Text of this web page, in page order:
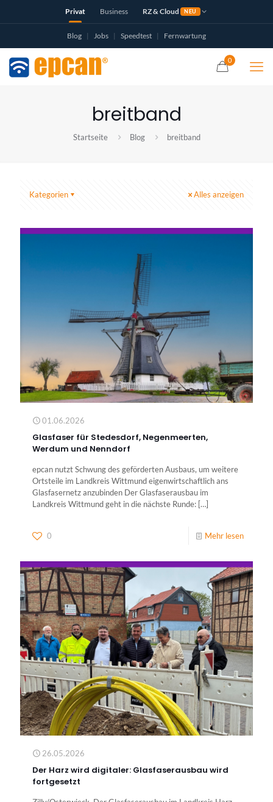
Privat Business RZ & Cloud NEU
Blog | Jobs | Speedtest | Fernwartung
0
breitband
Startseite Blog breitband
Kategorien Alles anzeigen
01.06.2026
Glasfaser für Stedesdorf, Negenmeerten,
Werdum und Nenndorf
epcan nutzt Schwung des geförderten Ausbaus, um weitere
Ortsteile im Landkreis Wittmund eigenwirtschaftlich ans
Glasfasernetz anzubinden Der Glasfaserausbau im
Landkreis Wittmund geht in die nächste Runde: […]
0 Mehr lesen
26.05.2026
Der Harz wird digitaler: Glasfaserausbau wird
fortgesetzt